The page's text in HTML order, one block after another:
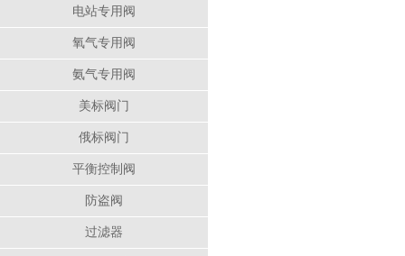
电站专用阀
氧气专用阀
氨气专用阀
美标阀门
俄标阀门
平衡控制阀
防盗阀
过滤器